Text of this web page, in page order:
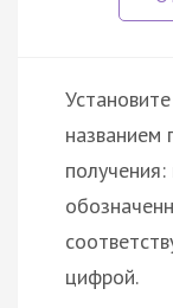
названием
цифрой.